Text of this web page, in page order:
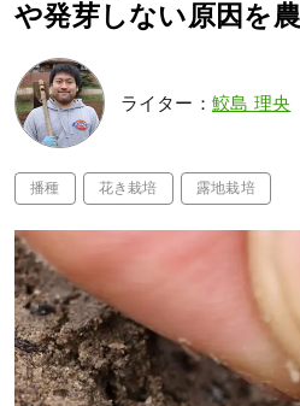
や発芽しない原因を
ライター： 鮫島 理央
播種 花き栽培 露地栽培